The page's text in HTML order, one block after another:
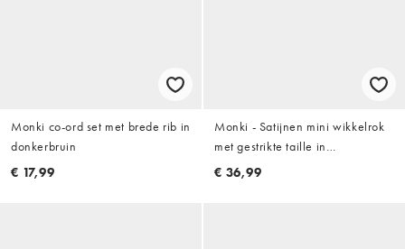
Monki co-ord set met brede rib in
donkerbruin
€ 17,99
Monki - Satijnen mini wikkelrok
met gestrikte taille in
chocoladebruin
€ 36,99